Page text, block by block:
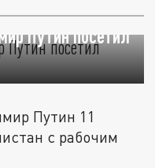
Путин посетил
Путин 11
с рабочим